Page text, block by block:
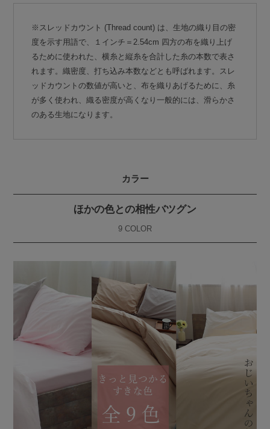
※スレッドカウント (Thread count) は、生地の織り目の密
度を示す用語で、１インチ＝2.54cm 四方の布を織り上げ
るために使われた、横糸と縦糸を合計した糸の本数で表さ
れます。織密度、打ち込み本数などとも呼ばれます。スレ
ッドカウントの数値が高いと、布を織りあげるために、糸
が多く使われ、織る密度が高くなり一般的には、滑らかさ
のある生地になります。
カラー
ほかの色との相性バツグン
9 COLOR